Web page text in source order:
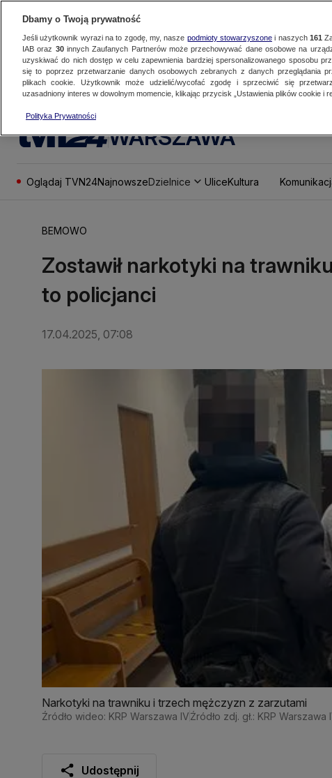
WARSZAWA
Oglądaj TVN24NajnowszeDzielnice UliceKultura
BEMOWO
Zostawił narkotyki na
to policjanci
17.04.2025, 07:08
Narkotyki na trawniku i trzech mężczyzn z zarzutami
Źródło wideo: KRP Warszawa IVŹródło zdj. gł.: KRP Warszawa
Udostępnij
Dbamy o Twoją prywatność
Jeśli użytkownik wyrazi na to zgodę, my, nasze podmioty stowarzyszonei naszych 161
IAB oraz 30innych Zaufanych Partnerów może przechowywać dane osobowe na
uzyskiwać do nich dostęp w celu zapewnienia bardziej spersonalizowanego sposobu
się to poprzez przetwarzanie danych osobowych zebranych z danych przeglądania
plikach cookie. Użytkownik może udzielić/wycofać zgodę i sprzeciwić się
uzasadniony interes w dowolnym momencie, klikając przycisk „Ustawienia plików cookie i
Polityka Prywatności